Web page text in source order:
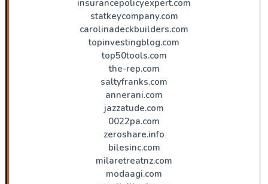
insurancepolicyexpert.com
statkeycompany.com
carolinadeckbuilders.com
topinvestingblog.com
top50tools.com
the-rep.com
saltyfranks.com
annerani.com
jazzatude.com
0022pa.com
zeroshare.info
bilesinc.com
milaretreatnz.com
modaagi.com